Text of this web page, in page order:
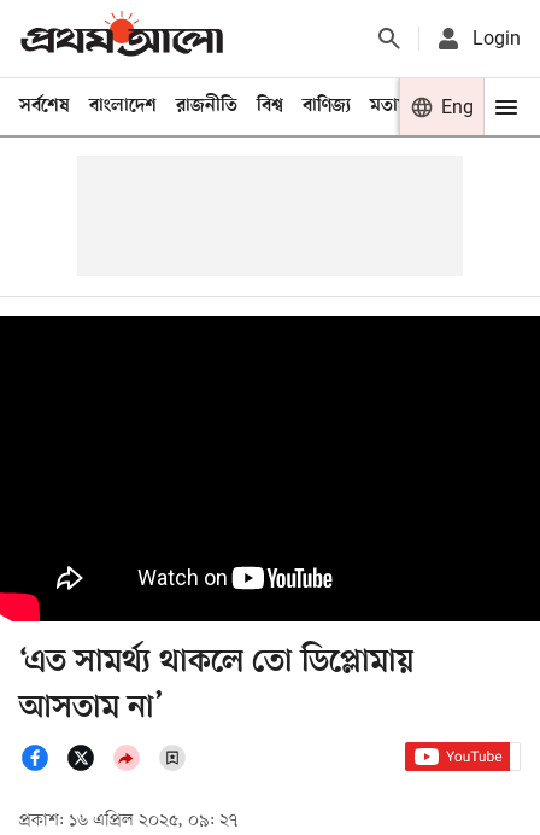
Login
সর্বশেষ বাংলাদেশ রাজনীতি বিশ্ব বাণিজ্য মতামত খেলা
Eng
‘এত সামর্থ্য থাকলে তো ডিপ্লোমায়
আসতাম না’
প্রকাশ: ১৬ এপ্রিল ২০২৫, ০৯: ২৭